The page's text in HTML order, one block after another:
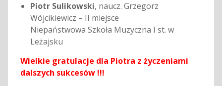
Piotr Sulikowski, naucz. Grzegorz
Wójcikiewicz – II miejsce
Niepaństwowa Szkoła Muzyczna I st. w
Leżajsku
Wielkie gratulacje dla Piotra z życzeniami
dalszych sukcesów !!!